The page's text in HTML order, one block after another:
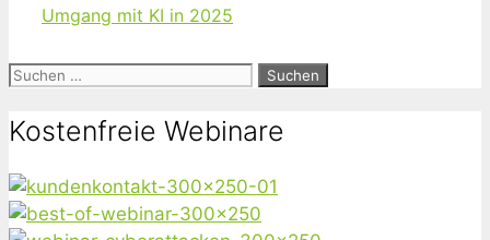
Umgang mit KI in 2025
Suchen
Kostenfreie Webinare